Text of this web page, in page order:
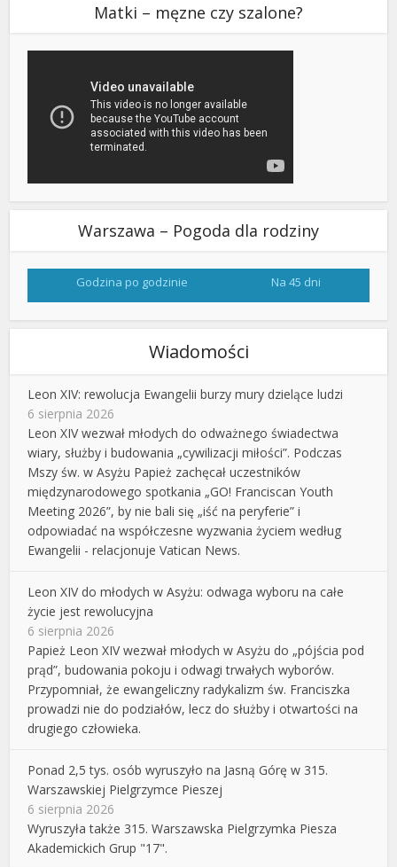
Matki – męzne czy szalone?
Warszawa – Pogoda dla rodziny
Godzina po godzinie Na 45 dni
Wiadomości
Leon XIV: rewolucja Ewangelii burzy mury dzielące ludzi
6 sierpnia 2026
Leon XIV wezwał młodych do odważnego świadectwa
wiary, służby i budowania „cywilizacji miłości”. Podczas
Mszy św. w Asyżu Papież zachęcał uczestników
międzynarodowego spotkania „GO! Franciscan Youth
Meeting 2026”, by nie bali się „iść na peryferie” i
odpowiadać na współczesne wyzwania życiem według
Ewangelii - relacjonuje Vatican News.
Leon XIV do młodych w Asyżu: odwaga wyboru na całe
życie jest rewolucyjna
6 sierpnia 2026
Papież Leon XIV wezwał młodych w Asyżu do „pójścia pod
prąd”, budowania pokoju i odwagi trwałych wyborów.
Przypomniał, że ewangeliczny radykalizm św. Franciszka
prowadzi nie do podziałów, lecz do służby i otwartości na
drugiego człowieka.
Ponad 2,5 tys. osób wyruszyło na Jasną Górę w 315.
Warszawskiej Pielgrzymce Pieszej
6 sierpnia 2026
Wyruszyła także 315. Warszawska Pielgrzymka Piesza
Akademickich Grup "17".